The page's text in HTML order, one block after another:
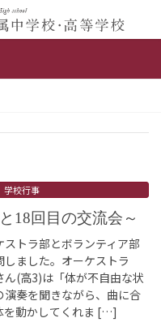
学校行事
と18回目の交流会～
トラ部とボランティア部
ました。オーケストラ
(高3)は「体が不自由な状
演奏を聞きながら、曲に合
を動かしてくれま […]